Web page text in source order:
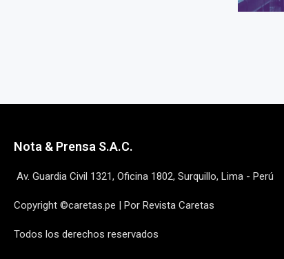
Nota & Prensa S.A.C.
Av. Guardia Civil 1321, Oficina 1802, Surquillo, Lima - Perú
Copyright ©caretas.pe | Por Revista Caretas
Todos los derechos reservados